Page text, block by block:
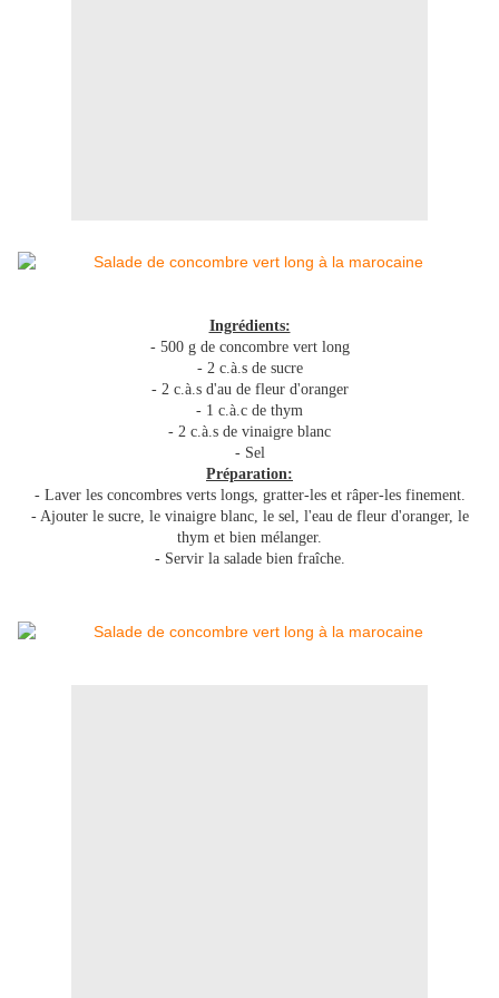
Ingrédients:
- 500 g de concombre vert long
- 2 c.à.s de sucre
- 2 c.à.s d'au de fleur d'oranger
- 1 c.à.c de thym
- 2 c.à.s de vinaigre blanc
- Sel
Préparation:
- Laver les concombres verts longs, gratter-les et râper-les finement.
- Ajouter le sucre, le vinaigre blanc, le sel, l'eau de fleur d'oranger, le
thym et bien mélanger.
- Servir la salade bien fraîche.